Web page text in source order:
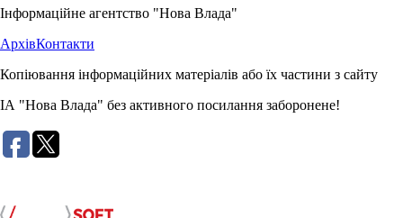
Інформаційне агентство "Нова Влада"
АрхівКонтакти
Копіювання інформаційних матеріалів або їх частини з сайту
ІА "Нова Влада" без активного посилання заборонене!